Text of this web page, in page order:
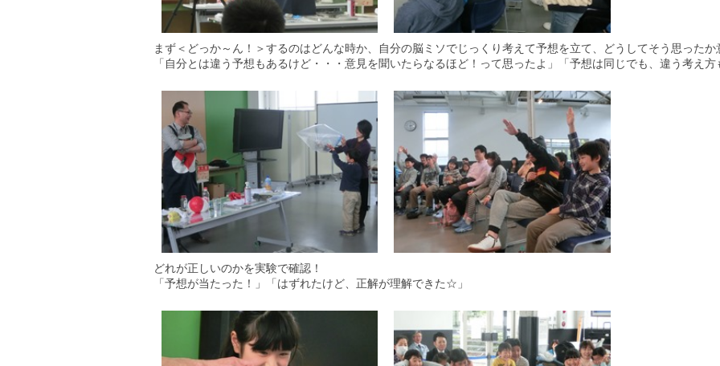
まず＜どっか～ん！＞するのはどんな時か、自分の脳ミソでじっくり考えて予想を立て、どうしてそう思ったか
「自分とは違う予想もあるけど・・・意見を聞いたらなるほど！って思ったよ」「予想は同じでも、違う考え方
どれが正しいのかを実験で確認！
「予想が当たった！」「はずれたけど、正解が理解できた☆」